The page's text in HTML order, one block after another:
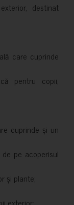
destinat
care cuprinde
pentru copii,
cuprinde și un
pe acoperisul
și plante;